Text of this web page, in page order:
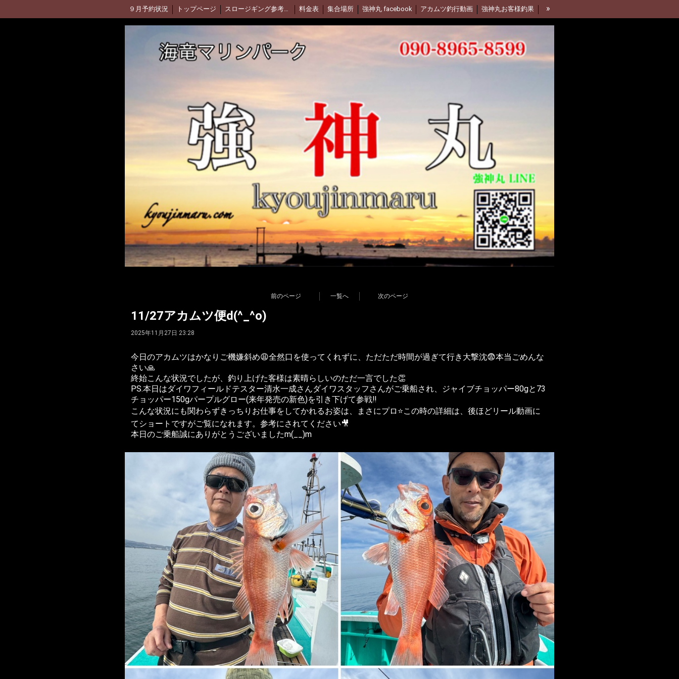
９月予約状況 トップページ スロージギング参考動画(Daiwa) 料金表 集合場所 強神丸 facebook アカムツ釣行動画 強神丸お客様釣果
釣果ブログ(アメブロ)
»
前のページ 一覧へ 次のページ
11/27アカムツ便d(^_^o)
2025年11月27日 23:28
今日のアカムツはかなりご機嫌斜め😩全然口を使ってくれずに、ただただ時間が過ぎて行き大撃沈😨本当ごめんな
さい🙏
終始こんな状況でしたが、釣り上げた客様は素晴らしいのただ一言でした👏
PS.本日はダイワフィールドテスター清水一成さんダイワスタッフさんがご乗船され、ジャイブチョッパー80gと73
チョッパー150gパープルグロー(来年発売の新色)を引き下げて参戦‼️
こんな状況にも関わらずきっちりお仕事をしてかれるお姿は、まさにプロ⭐️この時の詳細は、後ほどリール動画に
てショートですがご覧になれます。参考にされてください🎥
本日のご乗船誠にありがとうございましたm(__)m